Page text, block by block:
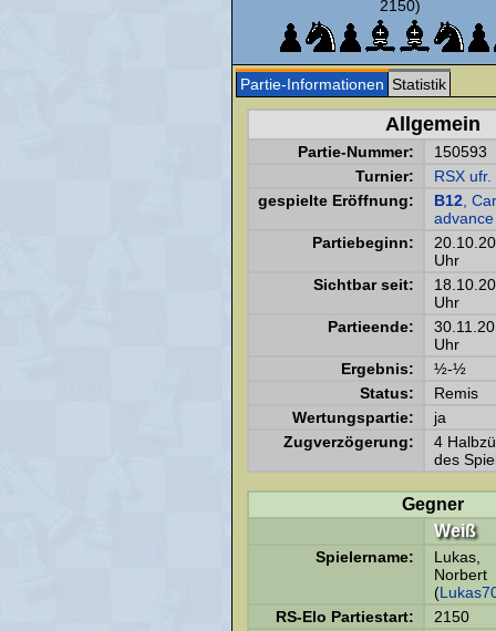
2150)
Partie-Informationen Statistik
Allgemein
Partie-Nummer:
150593
Turnier:
RSX
gespielte Eröffnung:
B12 ,
Partiebeginn:
Uhr
Sichtbar seit:
Uhr
Partieende:
Uhr
Ergebnis:
½-½
Status:
Remis
Wertungspartie:
ja
Zugverzögerung:
4
des
Gegner
Weiß
Spielername:
Lukas,
Norbert
(
RS-Elo Partiestart:
2150